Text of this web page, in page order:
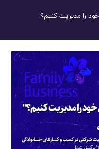
را مدیریت کنیم؟